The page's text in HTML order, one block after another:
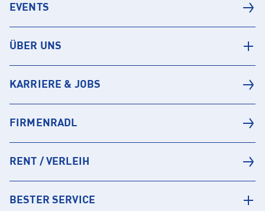
EVENTS
ÜBER UNS
KARRIERE & JOBS
FIRMENRADL
RENT / VERLEIH
BESTER SERVICE